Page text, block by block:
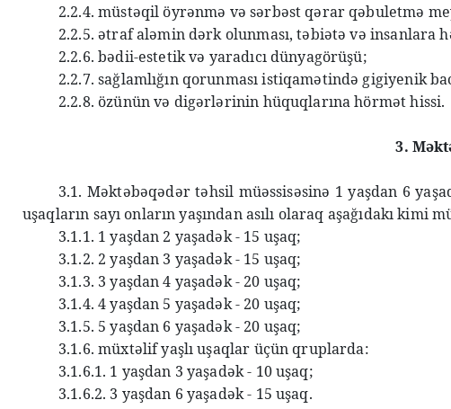
2.2.4. müstəqil öyrənmə və sərbəst qərar qəbuletmə
2.2.5. ətraf aləmin dərk olunması, təbiətə və insanlara
2.2.6. bədii-estetik və yaradıcı dünyagörüşü;
2.2.7. sağlamlığın qorunması istiqamətində gigiyenik
2.2.8. özünün və digərlərinin hüquqlarına hörmət hissi.
3.
3.1. Məktəbəqədər təhsil müəssisəsinə 1 yaşdan 6
uşaqların sayı onların yaşından asılı olaraq aşağıdakı kimi
3.1.1. 1 yaşdan 2 yaşadək - 15 uşaq;
3.1.2. 2 yaşdan 3 yaşadək - 15 uşaq;
3.1.3. 3 yaşdan 4 yaşadək - 20 uşaq;
3.1.4. 4 yaşdan 5 yaşadək - 20 uşaq;
3.1.5. 5 yaşdan 6 yaşadək - 20 uşaq;
3.1.6. müxtəlif yaşlı uşaqlar üçün qruplarda:
3.1.6.1. 1 yaşdan 3 yaşadək - 10 uşaq;
3.1.6.2. 3 yaşdan 6 yaşadək - 15 uşaq.